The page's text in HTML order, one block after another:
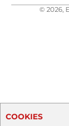
© 2026,
COOKIES